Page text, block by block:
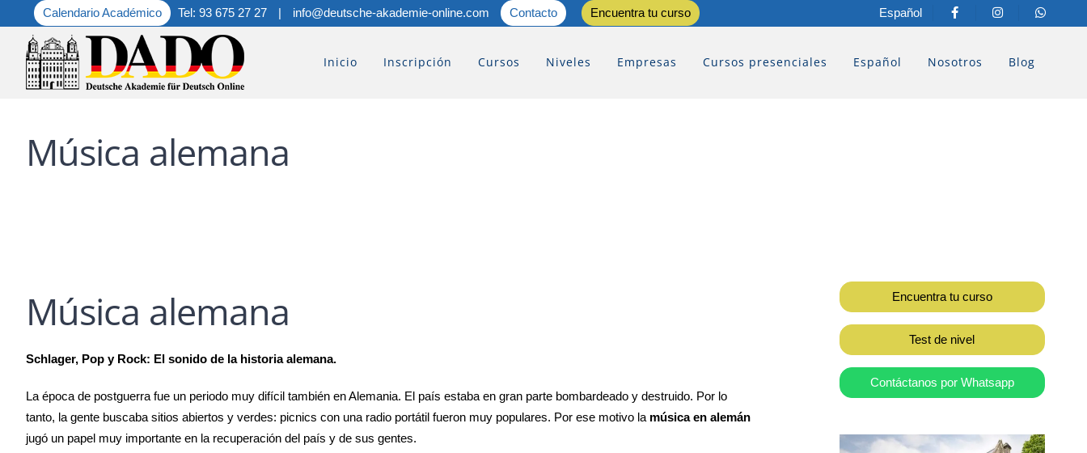
al
contenido
Calendario Académico Tel: 93 675 27 27 | info@deutsche-akademie-online.com Contacto Encuentra tu curso Español
Inicio Inscripción Cursos Niveles Empresas Cursos presenciales Español Nosotros Blog
Música alemana
Música alemana
Schlager, Pop y Rock: El sonido de la historia alemana.
La época de postguerra fue un periodo muy difícil también en Alemania. El país estaba en gran parte bombardeado y destruido. Por lo
tanto, la gente buscaba sitios abiertos y verdes: picnics con una radio portátil fueron muy populares. Por ese motivo la música en alemán
jugó un papel muy importante en la recuperación del país y de sus gentes.
Encuentra tu curso
Test de nivel
Contáctanos por Whatsapp